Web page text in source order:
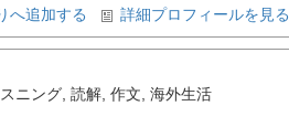
へ追加する 詳細プロフィールを見る
ニング, 読解, 作文 海外生活